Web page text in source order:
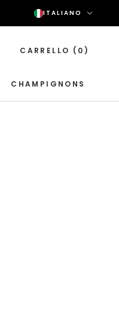
ITALIANO
CHAMPIGNONS
CARRELLO ( 0 )